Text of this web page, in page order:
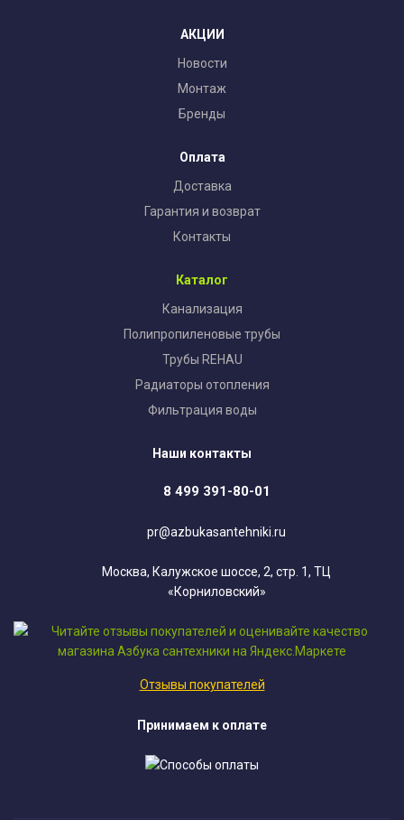
АКЦИИ
Новости
Монтаж
Бренды
Оплата
Доставка
Гарантия и возврат
Контакты
Каталог
Канализация
Полипропиленовые трубы
Трубы REHAU
Радиаторы отопления
Фильтрация воды
Наши контакты
8 499 391-80-01
pr@azbukasantehniki.ru
Москва, Калужское шоссе, 2, стр. 1, ТЦ
«Корниловский»
Отзывы покупателей
Принимаем к оплате